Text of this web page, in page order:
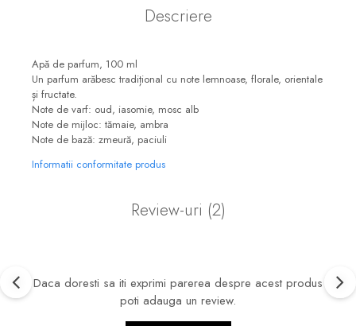
Descriere
Apă de parfum, 100 ml
Un parfum arăbesc tradițional cu note lemnoase, florale, orientale
și fructate.
Note de varf: oud, iasomie, mosc alb
Note de mijloc: tămaie, ambra
Note de bază: zmeură, paciuli
Informatii conformitate produs
Review-uri (2)
Daca doresti sa iti exprimi parerea despre acest produs
poti adauga un review.